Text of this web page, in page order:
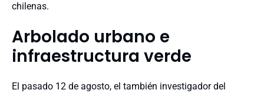
chilenas.
Arbolado urbano e
infraestructura verde
El pasado 12 de agosto, el también investigador del